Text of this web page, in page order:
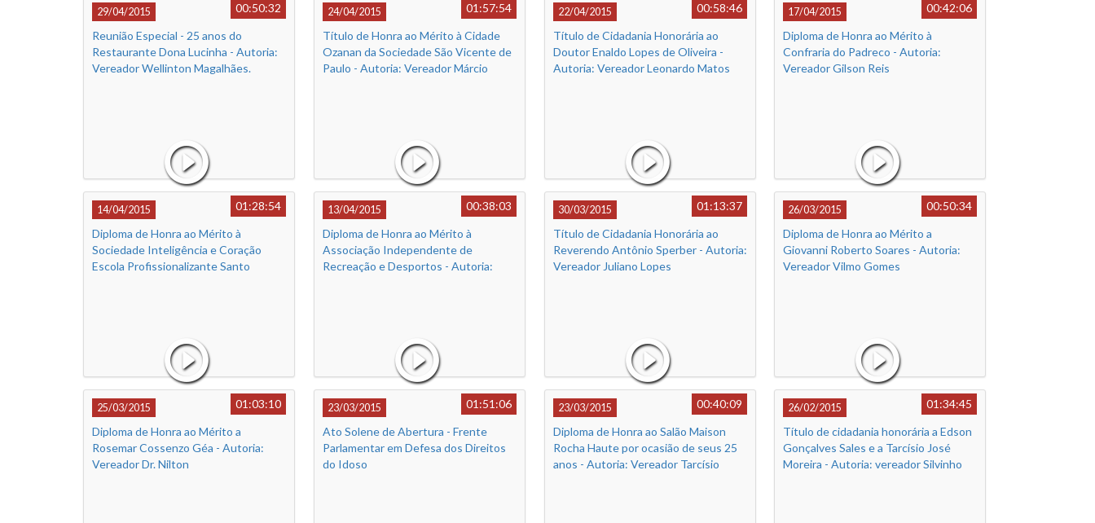
29/04/2015
00:50:32
Reunião Especial - 25 anos do
Restaurante Dona Lucinha - Autoria:
Vereador Wellinton Magalhães.
24/04/2015
01:57:54
Título de Honra ao Mérito à Cidade
Ozanan da Sociedade São Vicente de
Paulo - Autoria: Vereador Márcio
22/04/2015
00:58:46
Título de Cidadania Honorária ao
Doutor Enaldo Lopes de Oliveira -
Autoria: Vereador Leonardo Matos
17/04/2015
00:42:06
Diploma de Honra ao Mérito à
Confraria do Padreco - Autoria:
Vereador Gilson Reis
14/04/2015
01:28:54
Diploma de Honra ao Mérito à
Sociedade Inteligência e Coração
Escola Profissionalizante Santo
13/04/2015
00:38:03
Diploma de Honra ao Mérito à
Associação Independente de
Recreação e Desportos - Autoria:
30/03/2015
01:13:37
Título de Cidadania Honorária ao
Reverendo Antônio Sperber - Autoria:
Vereador Juliano Lopes
26/03/2015
00:50:34
Diploma de Honra ao Mérito a
Giovanni Roberto Soares - Autoria:
Vereador Vilmo Gomes
25/03/2015
01:03:10
Diploma de Honra ao Mérito a
Rosemar Cossenzo Géa - Autoria:
Vereador Dr. Nilton
23/03/2015
01:51:06
Ato Solene de Abertura - Frente
Parlamentar em Defesa dos Direitos
do Idoso
23/03/2015
00:40:09
Diploma de Honra ao Salão Maison
Rocha Haute por ocasião de seus 25
anos - Autoria: Vereador Tarcísio
26/02/2015
01:34:45
Título de cidadania honorária a Edson
Gonçalves Sales e a Tarcísio José
Moreira - Autoria: vereador Silvinho